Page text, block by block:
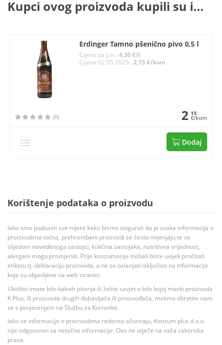
Kupci ovog proizvoda kupili su i...
Erdinger Tamno pšenično pivo 0,5 l
Cijena za j.m.:4,30 €/l
Cijena 02.05.2025.:2,15 €/kom
(0) 2 15
€/kom
Dodaj
Korištenje podataka o proizvodu
Iako smo poduzeli sve mjere kako bismo osigurali da je svaka informacija o
proizvodima točna, prehrambeni proizvodi se često mijenjaju te se
slijedom navedenoga sastojci, količina sastojaka, nutritivna vrijednost,
alergeni mogu promjeniti. Prije konzumacije trebali biste uvijek pročitati
etiketu tj. deklaraciju proizvoda, a ne se oslanjati isključivo na informacije
koje su objavljene na web stranici.
Ukoliko imate bilo kakvih pitanja ili želite savjet o bilo kojoj marki proizvoda
K Plus, ili proizvoda drugih dobavljača ili proizvođača, molimo obratite nam
se s povjerenjem na Službu za Korisnike.
Iako se informacije o proizvodima redovito ažuriraju, Konzum plus d.o.o.
nije odgovoran za netočne informacije. Ovo ne utječe na vaša zakonska
prava.